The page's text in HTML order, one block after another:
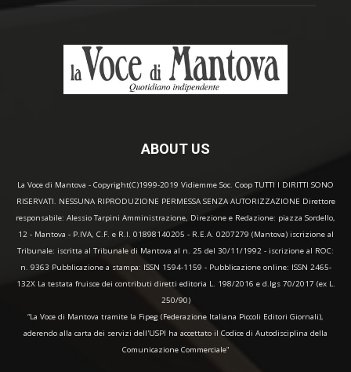
ABOUT US
La Voce di Mantova - Copyright(C)1999-2019 Vidiemme Soc. Coop TUTTI I DIRITTI SONO
RISERVATI. NESSUNA RIPRODUZIONE PERMESSA SENZA AUTORIZZAZIONE Direttore
responsabile: Alessio Tarpini Amministrazione, Direzione e Redazione: piazza Sordello,
12 - Mantova - P.IVA, C.F. e R.I. 01898140205 - R.E.A. 0207279 (Mantova) iscrizione al
Tribunale: iscritta al Tribunale di Mantova al n. 25 del 30/11/1992 - iscrizione al ROC:
n. 9363 Pubblicazione a stampa: ISSN 1594-1159 - Pubblicazione online: ISSN 2465-
132X La testata fruisce dei contributi diretti editoria L. 198/2016 e d.lgs 70/2017 (ex L.
250/90)
“La Voce di Mantova tramite la Fipeg (Federazione Italiana Piccoli Editori Giornali),
aderendo alla carta dei servizi dell'USPI ha accettato il Codice di Autodisciplina della
Comunicazione Commerciale"